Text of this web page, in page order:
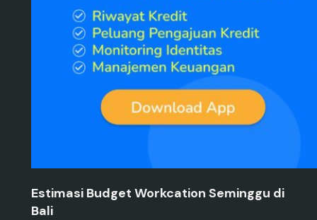
Estimasi Budget Workcation Seminggu di
Bali